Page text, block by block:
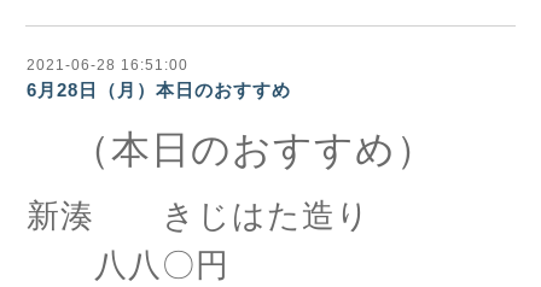
2021-06-28 16:51:00
6月28日（月）本日のおすすめ
（本日のおすすめ）
新湊 きじはた造り
八八〇円